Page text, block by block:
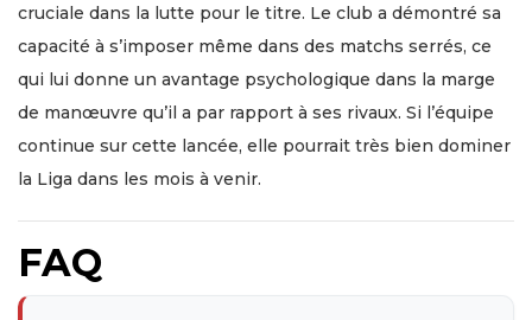
cruciale dans la lutte pour le titre. Le club a démontré sa
capacité à s’imposer même dans des matchs serrés, ce
qui lui donne un avantage psychologique dans la marge
de manœuvre qu’il a par rapport à ses rivaux. Si l’équipe
continue sur cette lancée, elle pourrait très bien dominer
la Liga dans les mois à venir.
FAQ